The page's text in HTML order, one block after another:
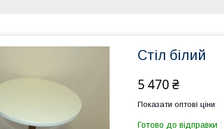
Стіл білий
5 470 ₴
Показати оптові ціни
Готово до відправки